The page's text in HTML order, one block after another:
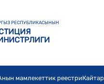
РЕСПУБЛИКАСЫНЫН
мамлекеттик реестри